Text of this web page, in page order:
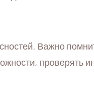
Важно
проверять